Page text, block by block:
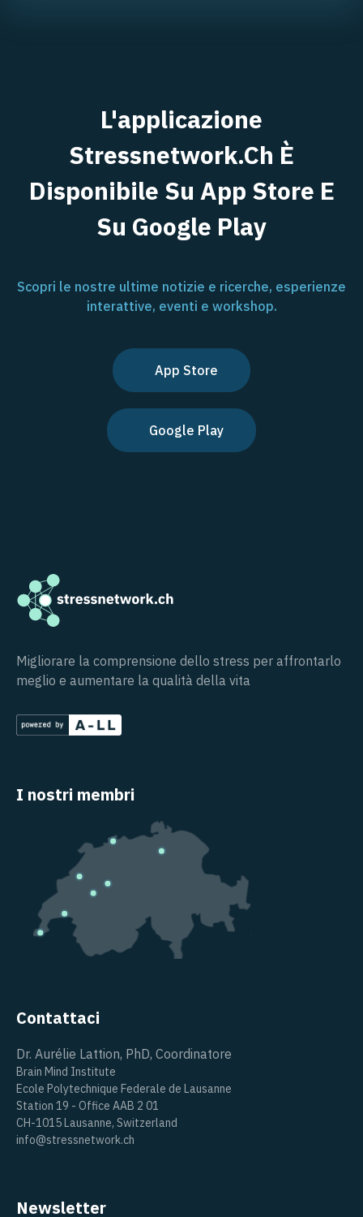
L'applicazione
Stressnetwork.ch È
Disponibile Su App Store E
Su Google Play
Scopri le nostre ultime notizie e ricerche, esperienze
interattive, eventi e workshop.
App Store
Google Play
Migliorare la comprensione dello stress per affrontarlo
meglio e aumentare la qualità della vita
I nostri membri
Contattaci
Dr. Aurélie Lattion, PhD, Coordinatore
Brain Mind Institute
Ecole Polytechnique Federale de Lausanne
Station 19 - Office AAB 2 01
CH-1015 Lausanne, Switzerland
info@stressnetwork.ch
Newsletter